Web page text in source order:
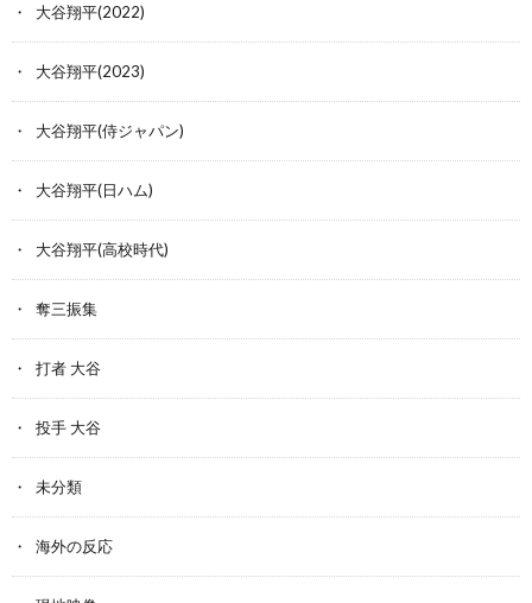
大谷翔平(2022)
大谷翔平(2023)
大谷翔平(侍ジャパン)
大谷翔平(日ハム)
大谷翔平(高校時代)
奪三振集
打者 大谷
投手 大谷
未分類
海外の反応